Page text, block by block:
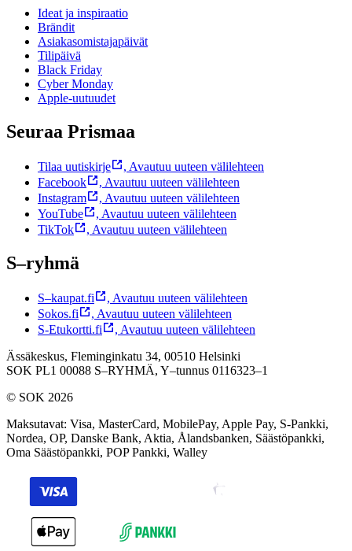
Ideat ja inspiraatio
Brändit
Asiakasomistajapäivät
Tilipäivä
Black Friday
Cyber Monday
Apple-uutuudet
Seuraa Prismaa
Tilaa uutiskirje , Avautuu uuteen välilehteen
Facebook
, Avautuu uuteen välilehteen
Instagram
, Avautuu uuteen välilehteen
YouTube
, Avautuu uuteen välilehteen
TikTok
, Avautuu uuteen välilehteen
S–ryhmä
S–kaupat.fi , Avautuu uuteen välilehteen
Sokos.fi
, Avautuu uuteen välilehteen
S-Etukortti.fi
, Avautuu uuteen välilehteen
Ässäkeskus, Fleminginkatu 34, 00510 Helsinki
SOK PL1 00088 S–RYHMÄ, Y–tunnus 0116323–1
© SOK 2026
Maksutavat: Visa, MasterCard, MobilePay, Apple Pay, S-Pankki,
Nordea, OP, Danske Bank, Aktia, Ålandsbanken, Säästöpankki,
Oma Säästöpankki, POP Pankki, Walley